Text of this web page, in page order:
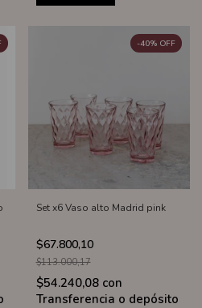
Set x6 Vaso alto Madrid pink
$67.800,10
-40% OFF
$113.000,17
$54.240,08 con
Transferencia o depósito